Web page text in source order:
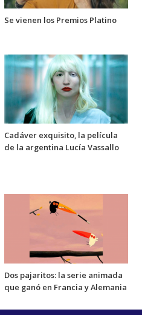
Se vienen los Premios Platino
Cadáver exquisito, la película
de la argentina Lucía Vassallo
Dos pajaritos: la serie animada
que ganó en Francia y Alemania